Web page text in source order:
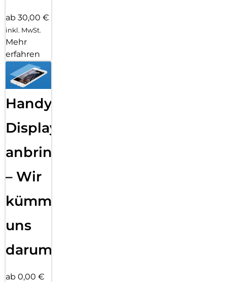
ab 30,00 €
inkl. MwSt.
Mehr
erfahren
Handy
Displayfolie
anbringen
– Wir
kümmern
uns
darum!
ab 0,00 €